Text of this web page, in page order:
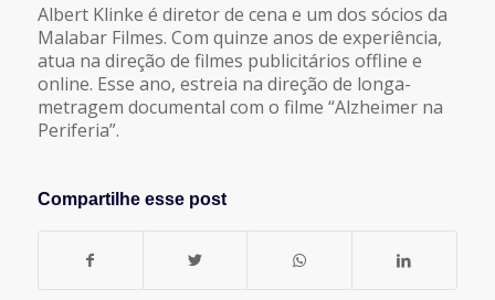
Albert Klinke é diretor de cena e um dos sócios da
Malabar Filmes. Com quinze anos de experiência,
atua na direção de filmes publicitários offline e
online. Esse ano, estreia na direção de longa-
metragem documental com o filme “Alzheimer na
Periferia”.
Compartilhe esse post